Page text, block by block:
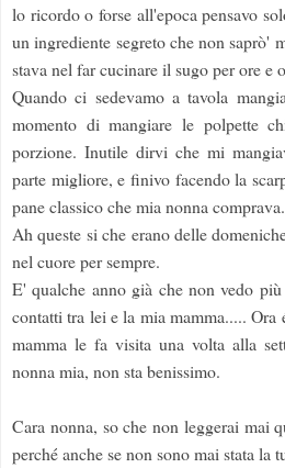
lo ricordo o forse all'epoca pensavo
un ingrediente segreto che non saprò'
stava nel far cucinare il sugo per ore e
Quando ci sedevamo a tavola
momento di mangiare le polpette
porzione. Inutile dirvi che mi
parte migliore, e finivo facendo la
pane classico che mia nonna comprava.
Ah queste si che erano delle
nel cuore per sempre.
E' qualche anno già che non vedo
contatti tra lei e la mia mamma..... Ora
mamma le fa visita una volta alla
nonna mia, non sta benissimo.
Cara nonna, so che non leggerai mai
perché anche se non sono mai stata la